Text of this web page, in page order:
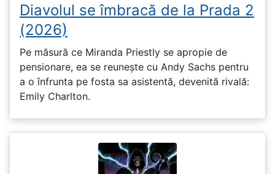
Diavolul se îmbracă de la Prada 2
(2026)
Pe măsură ce Miranda Priestly se apropie de
pensionare, ea se reunește cu Andy Sachs pentru
a o înfrunta pe fosta sa asistentă, devenită rivală:
Emily Charlton.